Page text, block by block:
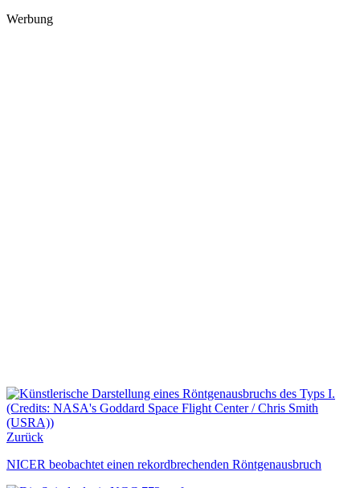
Werbung
Zurück
NICER beobachtet einen rekordbrechenden Röntgenausbruch